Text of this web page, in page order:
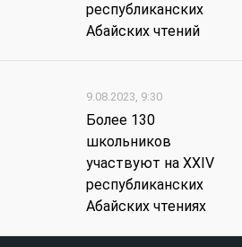
республиканских
Абайских чтений
9.08.2023, 9:30
Более 130
школьников
участвуют на XХIV
республиканских
Абайских чтениях